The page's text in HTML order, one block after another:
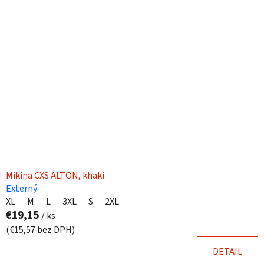
Mikina CXS ALTON, khaki
Externý
XL
M L 3XL S 2XL
€19,15 / ks
(€15,57 bez DPH)
DETAIL